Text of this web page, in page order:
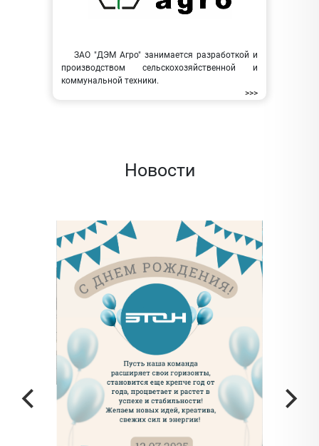
ЗАО "ДЭМ Агро" занимается разработкой и
производством сельскохозяйственной и
коммунальной техники.
>>>
Новости